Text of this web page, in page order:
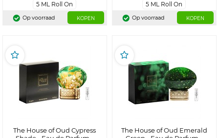
5 ML Roll On
Op voorraad KOPEN
5 ML Roll On
Op voorraad KOPEN
The House of Oud Cypress
The House of Oud Emerald